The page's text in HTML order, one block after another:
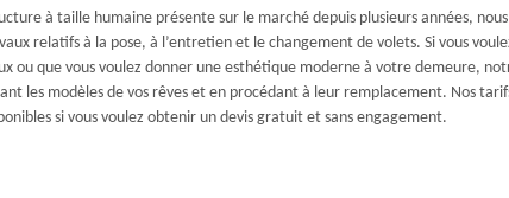
à taille humaine présente sur le marché depuis plusieurs années,
relatifs à la pose, à l’entretien et le changement de volets. Si vous
ou que vous voulez donner une esthétique moderne à votre demeure,
les modèles de vos rêves et en procédant à leur remplacement. Nos
si vous voulez obtenir un devis gratuit et sans engagement.